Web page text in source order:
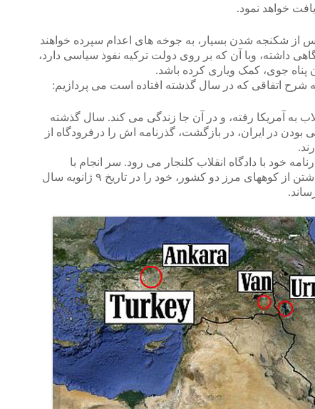
خواهد نمود.
پس از شکنجه شدن بسیار، به جوخه های اعدام سپرده خواهند
داشته، وبا آن که بر روی دولت ترکیه نفوذ سیاسی دارد،
پناه جوی، کمک ویاری کرده باشد.
اتفاقی که در سال گذشته افتاده است می پردازیم:
به آمریکا رفته، و در آن جا زندگی می کند. سال گذشته
بودن در ایران، در بازگشت، گذرنامه اش را درفرودگاه از
خود با دادگاه انقلاب کلنجار می رود. سر انجام با
پرداخت ۷۵۰۰ دلار به یک قاچاقچی، باگذشتن از کوههای مرز دو کشور، خود را در تاریخ ۹ ژانویه سال